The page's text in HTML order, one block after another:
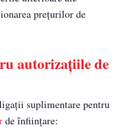
prețurilor de
autorizațiile de
suplimentare pentru
de înființare: